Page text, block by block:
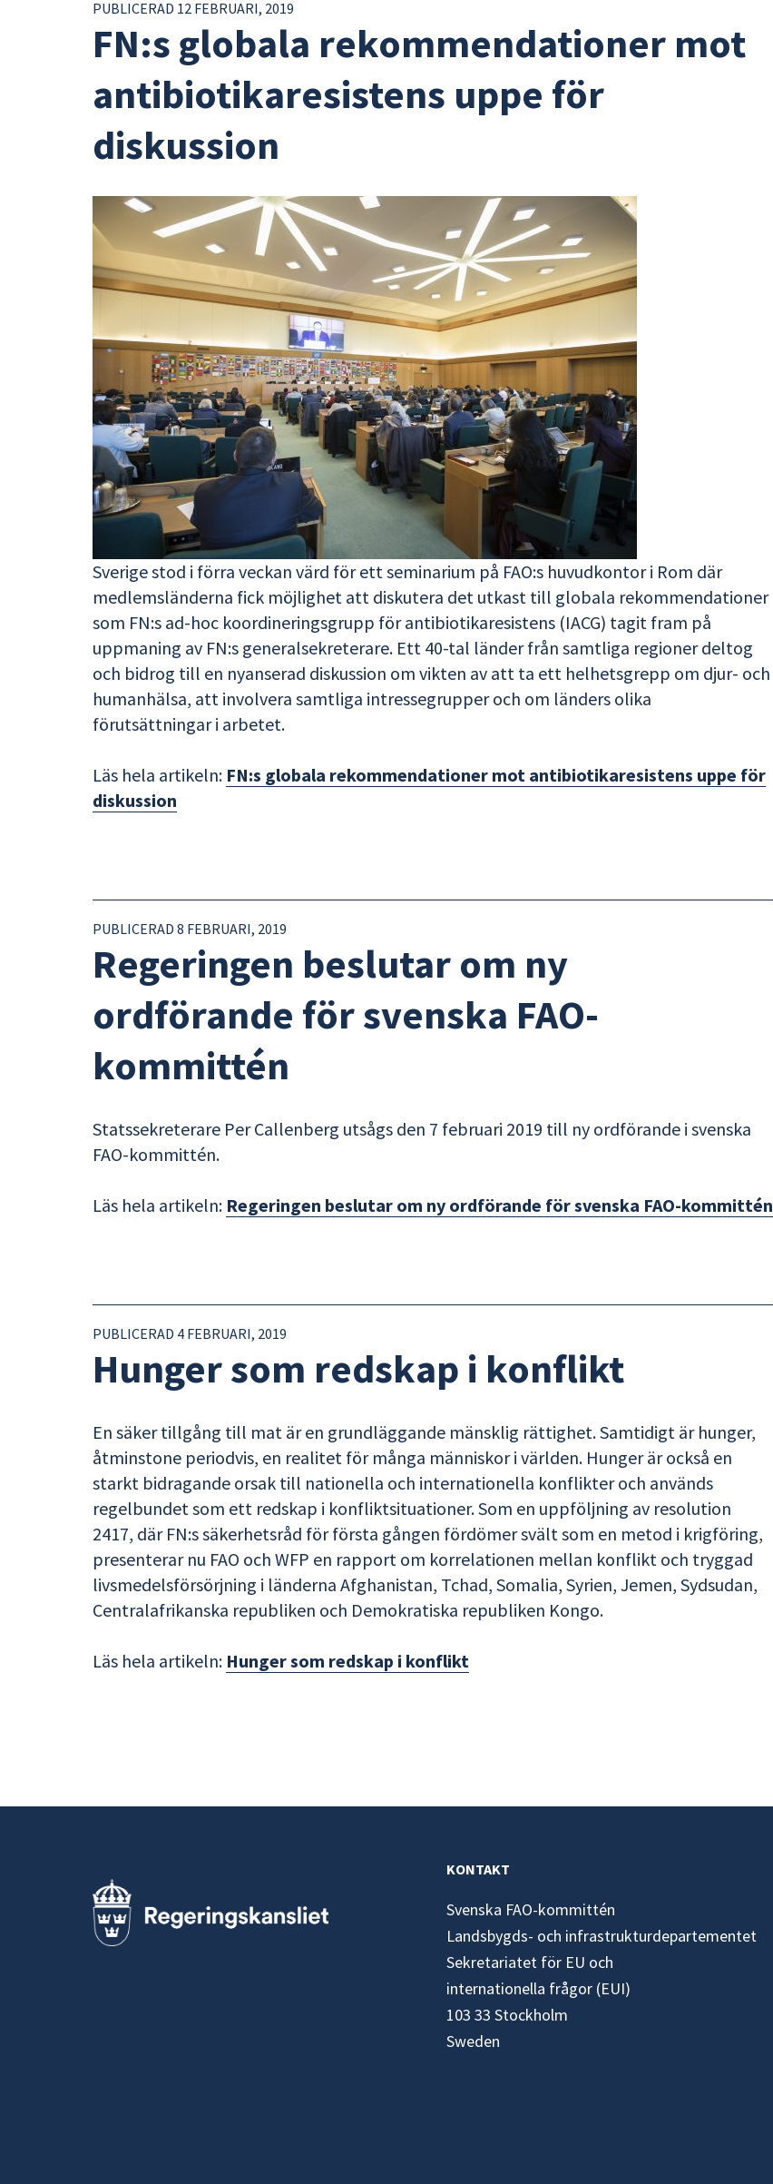
PUBLICERAD 12 FEBRUARI, 2019
FN:s globala rekommendationer mot
antibiotikaresistens uppe för
diskussion
Sverige stod i förra veckan värd för ett seminarium på FAO:s huvudkontor i Rom där
medlemsländerna fick möjlighet att diskutera det utkast till globala rekommendationer
som FN:s ad-hoc koordineringsgrupp för antibiotikaresistens (IACG) tagit fram på
uppmaning av FN:s generalsekreterare. Ett 40-tal länder från samtliga regioner deltog
och bidrog till en nyanserad diskussion om vikten av att ta ett helhetsgrepp om djur- och
humanhälsa, att involvera samtliga intressegrupper och om länders olika
förutsättningar i arbetet.
Läs hela artikeln: FN:s globala rekommendationer mot antibiotikaresistens uppe för
diskussion
PUBLICERAD 8 FEBRUARI, 2019
Regeringen beslutar om ny
ordförande för svenska FAO-
kommittén
Statssekreterare Per Callenberg utsågs den 7 februari 2019 till ny ordförande i svenska
FAO-kommittén.
Läs hela artikeln: Regeringen beslutar om ny ordförande för svenska FAO-kommittén
PUBLICERAD 4 FEBRUARI, 2019
Hunger som redskap i konflikt
En säker tillgång till mat är en grundläggande mänsklig rättighet. Samtidigt är hunger,
åtminstone periodvis, en realitet för många människor i världen. Hunger är också en
starkt bidragande orsak till nationella och internationella konflikter och används
regelbundet som ett redskap i konfliktsituationer. Som en uppföljning av resolution
2417, där FN:s säkerhetsråd för första gången fördömer svält som en metod i krigföring,
presenterar nu FAO och WFP en rapport om korrelationen mellan konflikt och tryggad
livsmedelsförsörjning i länderna Afghanistan, Tchad, Somalia, Syrien, Jemen, Sydsudan,
Centralafrikanska republiken och Demokratiska republiken Kongo.
Läs hela artikeln: Hunger som redskap i konflikt
KONTAKT
Svenska FAO-kommittén
Landsbygds- och infrastrukturdepartementet
Sekretariatet för EU och
internationella frågor (EUI)
103 33 Stockholm
Sweden